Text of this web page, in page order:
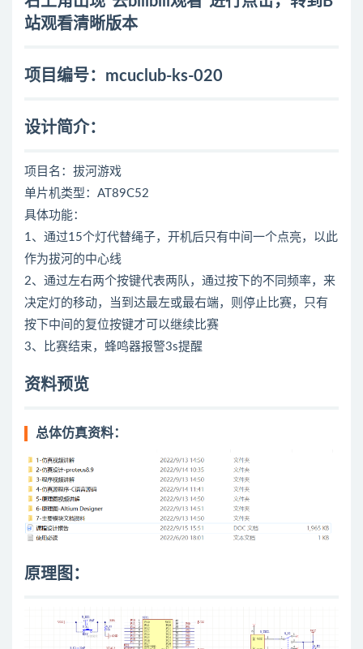
站观看清晰版本
项目编号：mcuclub-ks-020
设计简介：
项目名：拔河游戏
单片机类型：AT89C52
具体功能：
1、通过15个灯代替绳子，开机后只有中间一个点亮，以此
作为拔河的中心线
2、通过左右两个按键代表两队，通过按下的不同频率，来
决定灯的移动，当到达最左或最右端，则停止比赛，只有
按下中间的复位按键才可以继续比赛
3、比赛结束，蜂鸣器报警3s提醒
资料预览
总体仿真资料：
原理图：